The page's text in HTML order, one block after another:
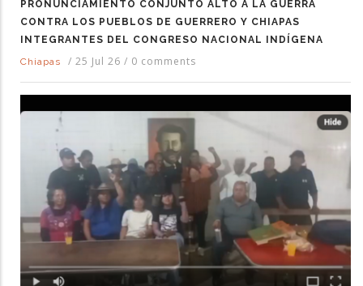
PRONUNCIAMIENTO CONJUNTO ALTO A LA GUERRA
CONTRA LOS PUEBLOS DE GUERRERO Y CHIAPAS
INTEGRANTES DEL CONGRESO NACIONAL INDÍGENA
Chiapas
/ 25 Jul 26 / 0 comments